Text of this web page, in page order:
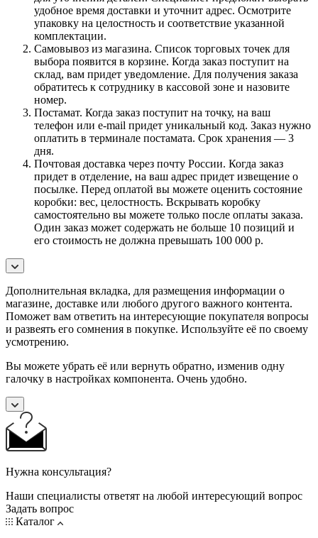
удобное время доставки и уточнит адрес. Осмотрите
упаковку на целостность и соответствие указанной
комплектации.
Самовывоз из магазина. Список торговых точек для
выбора появится в корзине. Когда заказ поступит на
склад, вам придет уведомление. Для получения заказа
обратитесь к сотруднику в кассовой зоне и назовите
номер.
Постамат. Когда заказ поступит на точку, на ваш
телефон или e-mail придет уникальный код. Заказ нужно
оплатить в терминале постамата. Срок хранения — 3
дня.
Почтовая доставка через почту России. Когда заказ
придет в отделение, на ваш адрес придет извещение о
посылке. Перед оплатой вы можете оценить состояние
коробки: вес, целостность. Вскрывать коробку
самостоятельно вы можете только после оплаты заказа.
Один заказ может содержать не больше 10 позиций и
его стоимость не должна превышать 100 000 р.
Дополнительная вкладка, для размещения информации о
магазине, доставке или любого другого важного контента.
Поможет вам ответить на интересующие покупателя вопросы
и развеять его сомнения в покупке. Используйте её по своему
усмотрению.
Вы можете убрать её или вернуть обратно, изменив одну
галочку в настройках компонента. Очень удобно.
Нужна консультация?
Наши специалисты ответят на любой интересующий вопрос
Задать вопрос
Каталог